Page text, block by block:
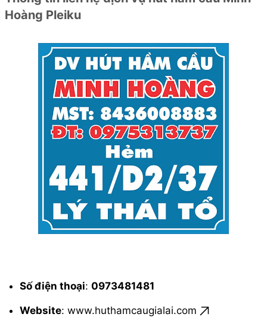
Hoàng Pleiku
Số điện thoại: 0973481481
Website: www.huthamcaugialai.com